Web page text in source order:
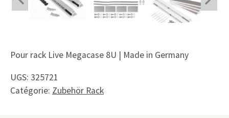
Pour rack Live Megacase 8U | Made in Germany
UGS: 325721
Catégorie: Zubehör Rack